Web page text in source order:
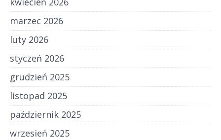
marzec 2026
luty 2026
styczeń 2026
grudzień 2025
listopad 2025
październik 2025
wrzesień 2025